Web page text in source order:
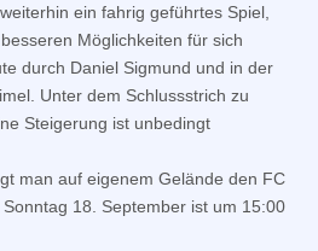
ein fahrig geführtes Spiel,
Möglichkeiten für sich
durch Daniel Sigmund und in der
Unter dem Schlussstrich zu
Steigerung ist unbedingt
man auf eigenem Gelände den FC
18. September ist um 15:00